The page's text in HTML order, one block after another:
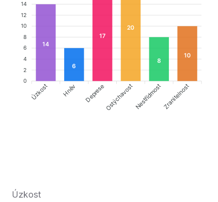
14
12
10
8
6
4
2
0
14
6
17
20
8
10
Úzkost Hněv Deprese OstýchavostNestřídmostZranitelnost
Úzkost